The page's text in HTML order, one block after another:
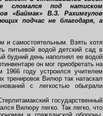
сломался под натиском
«Баймак» В.З. Рахимгулов
подчас не благодаря, а
самостоятельным. Взять хотя
питьевой водой детский сад в
будний день наполнял ее водой
он мог приобретать на
году устроился учителем
тренировок Вилюр так натаскал
с легкостью обыграли
государственный
Вилюру легко. Так легко, что